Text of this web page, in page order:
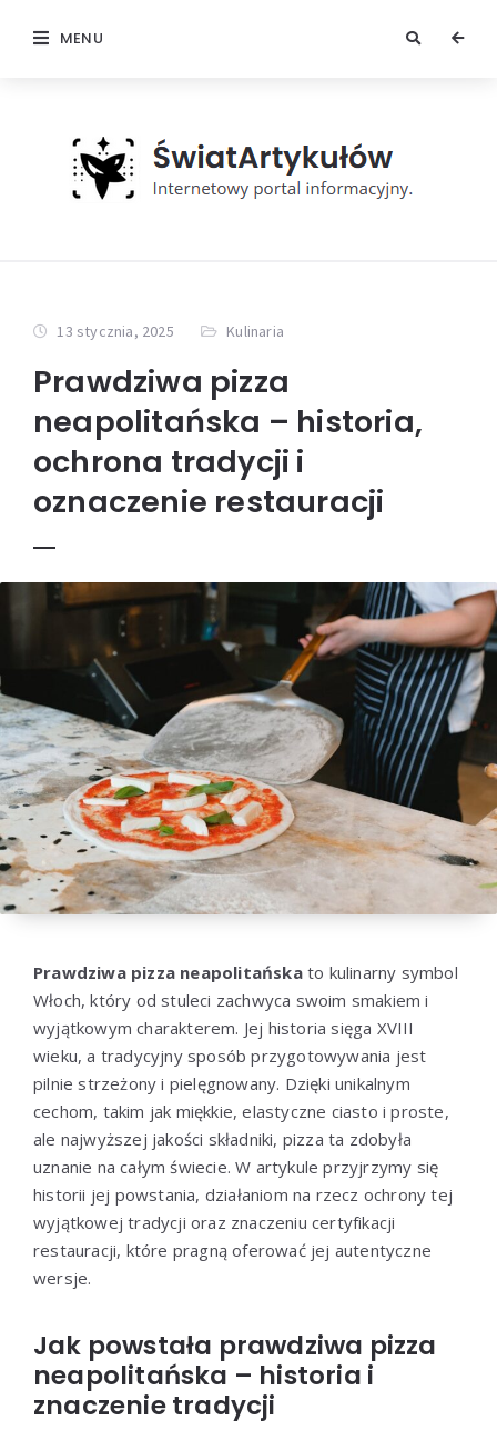
MENU
13 stycznia, 2025 Kulinaria
Prawdziwa pizza
neapolitańska – historia,
ochrona tradycji i
oznaczenie restauracji
Prawdziwa pizza neapolitańskato kulinarny symbol
Włoch, który od stuleci zachwyca swoim smakiem i
wyjątkowym charakterem. Jej historia sięga XVIII
wieku, a tradycyjny sposób przygotowywania jest
pilnie strzeżony i pielęgnowany. Dzięki unikalnym
cechom, takim jak miękkie, elastyczne ciasto i proste,
ale najwyższej jakości składniki, pizza ta zdobyła
uznanie na całym świecie. W artykule przyjrzymy się
historii jej powstania, działaniom na rzecz ochrony tej
wyjątkowej tradycji oraz znaczeniu certyfikacji
restauracji, które pragną oferować jej autentyczne
wersje.
Jak powstała prawdziwa pizza
neapolitańska – historia i
znaczenie tradycji